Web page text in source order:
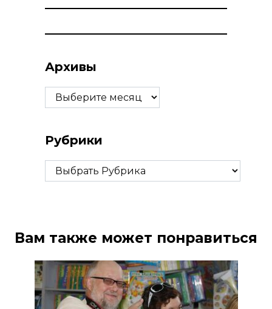
Архивы
Архивы
Рубрики
Рубрики
Вам также может понравиться